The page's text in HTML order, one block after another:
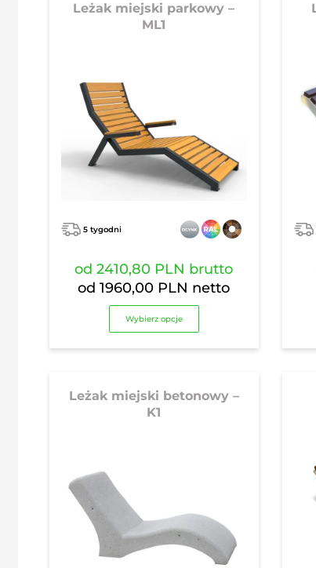
Leżak miejski parkowy –
ML1
5 tygodni
od2410,80 PLN brutto
od1960,00 PLN netto
Wybierz opcje
Leżak miejski betonowy –
K1